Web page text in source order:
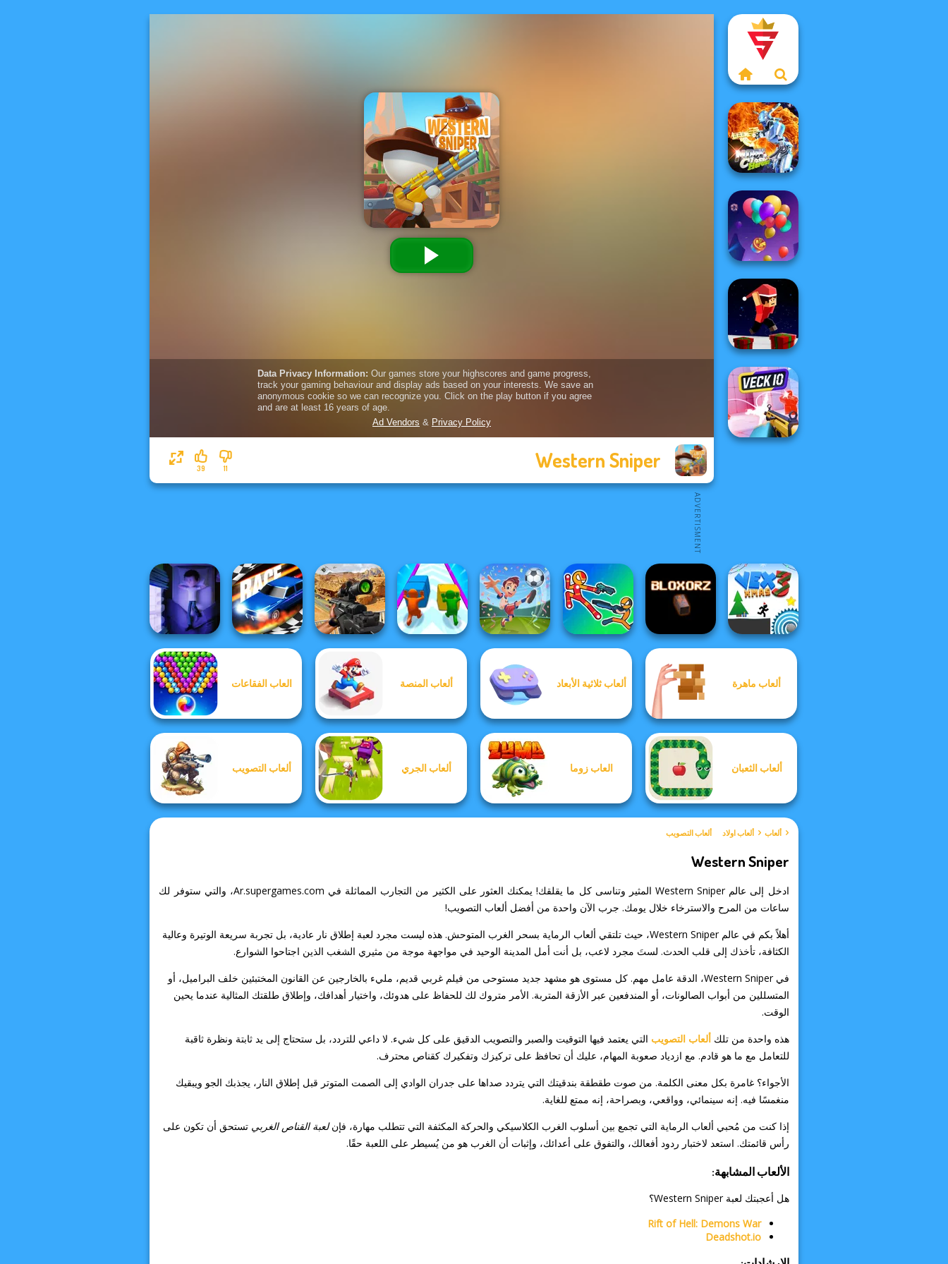
Western Sniper
11
39
Moon Clash
Heroes
Balloon Match 3D
Parkour Block
Xmas Special
Cursed Dreams
Sniper Combat
3D
Football
Superstars 2024
Stick Duel: Battle
Bloxorz
العاب الفقاعات ألعاب المنصة ألعاب ثلاثية الأبعاد ألعاب ماهرة
ألعاب التصويب ألعاب الجري العاب زوما ألعاب الثعبان
ألعاب ألعاب اولاد ألعاب التصويب
Western Sniper
ادخل إلى عالم Western Sniper المثير وتناسى كل ما يقلقك! يمكنك العثور على الكثير من التجارب المماثلة في Ar.supergames.com، والتي ستوفر لك
ساعات من المرح والاسترخاء خلال يومك. جرب الآن واحدة من أفضل ألعاب التصويب!
أهلاً بكم في عالم Western Sniper، حيث تلتقي ألعاب الرماية بسحر الغرب المتوحش. هذه ليست مجرد لعبة إطلاق نار عادية، بل تجربة سريعة الوتيرة وعالية
الكثافة، تأخذك إلى قلب الحدث. لستَ مجرد لاعب، بل أنت أمل المدينة الوحيد في مواجهة موجة من مثيري الشغب الذين اجتاحوا الشوارع.
في Western Sniper، الدقة عامل مهم. كل مستوى هو مشهد جديد مستوحى من فيلم غربي قديم، مليء بالخارجين عن القانون المختبئين خلف البراميل، أو
المتسللين من أبواب الصالونات، أو المندفعين عبر الأزقة المتربة. الأمر متروك لك للحفاظ على هدوئك، واختيار أهدافك، وإطلاق طلقتك المثالية عندما يحين
الوقت.
هذه واحدة من تلكألعاب التصويب التي يعتمد فيها التوقيت والصبر والتصويب الدقيق على كل شيء. لا داعي للتردد، بل ستحتاج إلى يد ثابتة ونظرة ثاقبة
للتعامل مع ما هو قادم. مع ازدياد صعوبة المهام، عليك أن تحافظ على تركيزك وتفكيرك كقناص محترف.
الأجواء؟ غامرة بكل معنى الكلمة. من صوت طقطقة بندقيتك التي يتردد صداها على جدران الوادي إلى الصمت المتوتر قبل إطلاق النار، يجذبك الجو ويبقيك
منغمسًا فيه. إنه سينمائي، وواقعي، وبصراحة، إنه ممتع للغاية.
إذا كنت من مُحبي ألعاب الرماية التي تجمع بين أسلوب الغرب الكلاسيكي والحركة المكثفة التي تتطلب مهارة، فإنلعبة القناص الغربي تستحق أن تكون على
رأس قائمتك. استعد لاختبار ردود أفعالك، والتفوق على أعدائك، وإثبات أن الغرب هو من يُسيطر على اللعبة حقًا.
الألعاب المشابهة:
هل أعجبتك لعبة Western Sniper؟
Rift of Hell: Demons War
Deadshot.io